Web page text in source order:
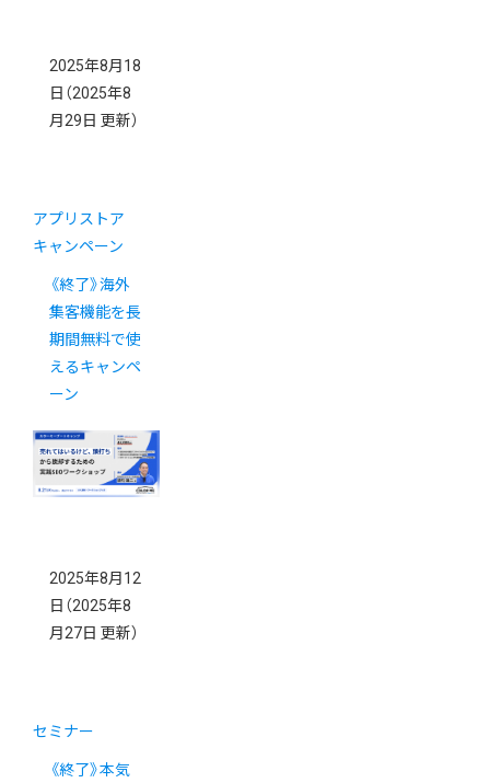
2025年8月18
日 （2025年8
月29日 更新）
アプリストア
キャンペーン
《終了》海外
集客機能を長
期間無料で使
えるキャンペ
ーン
2025年8月12
日 （2025年8
月27日 更新）
セミナー
《終了》本気